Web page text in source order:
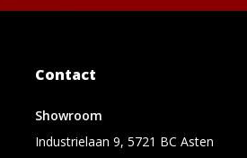
Contact
Showroom
Industrielaan 9, 5721 BC Asten